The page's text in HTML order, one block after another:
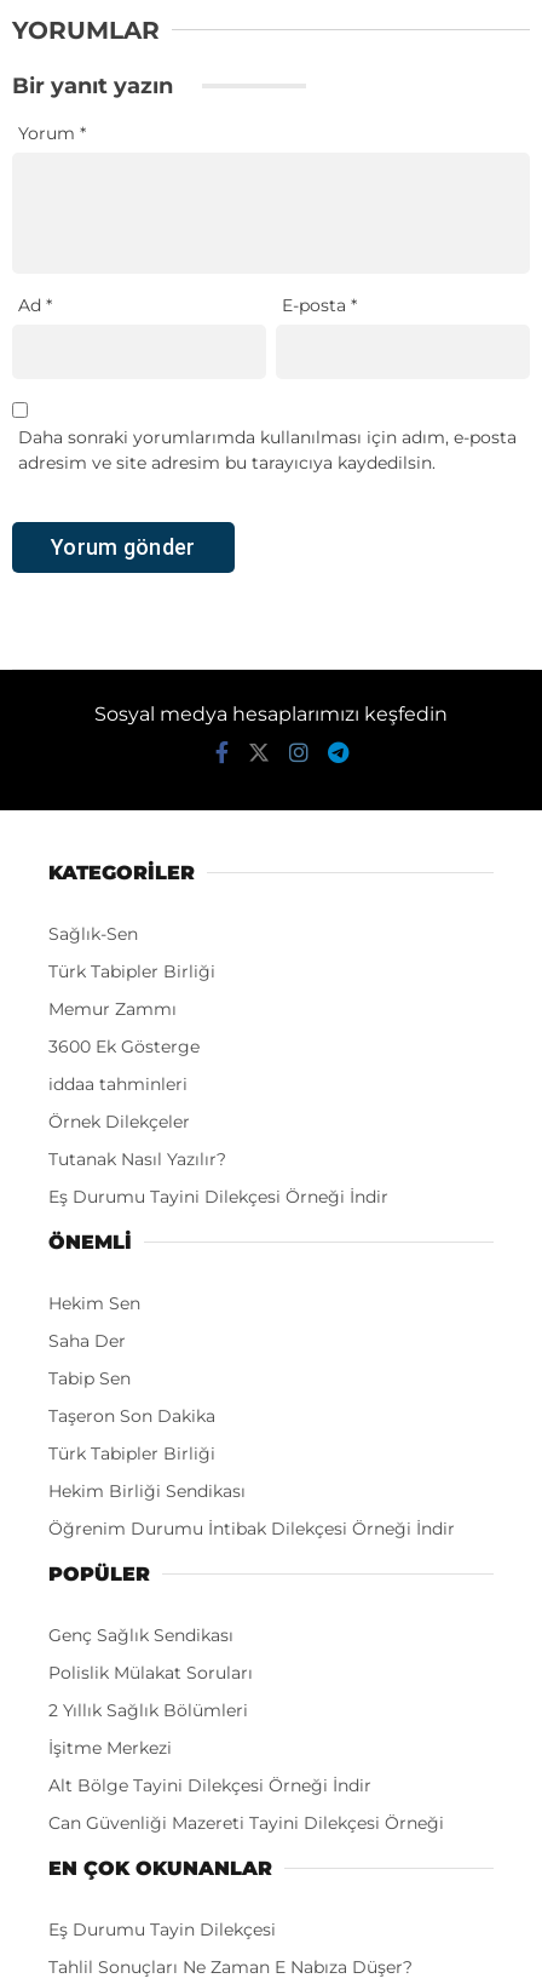
YORUMLAR
Bir yanıt yazın
Yorum *
Ad * E-posta*
Daha sonraki yorumlarımda kullanılması için adım, e-posta
adresim ve site adresim bu tarayıcıya kaydedilsin.
Sosyal medya hesaplarımızı keşfedin
KATEGORİLER
Sağlık-Sen
Türk Tabipler Birliği
Memur Zammı
3600 Ek Gösterge
iddaa tahminleri
Örnek Dilekçeler
Tutanak Nasıl Yazılır?
Eş Durumu Tayini Dilekçesi Örneği İndir
ÖNEMLI
Hekim Sen
Saha Der
Tabip Sen
Taşeron Son Dakika
Türk Tabipler Birliği
Hekim Birliği Sendikası
Öğrenim Durumu İntibak Dilekçesi Örneği İndir
POPÜLER
Genç Sağlık Sendikası
Polislik Mülakat Soruları
2 Yıllık Sağlık Bölümleri
İşitme Merkezi
Alt Bölge Tayini Dilekçesi Örneği İndir
Can Güvenliği Mazereti Tayini Dilekçesi Örneği
EN ÇOK OKUNANLAR
Eş Durumu Tayin Dilekçesi
Tahlil Sonuçları Ne Zaman E Nabıza Düşer?